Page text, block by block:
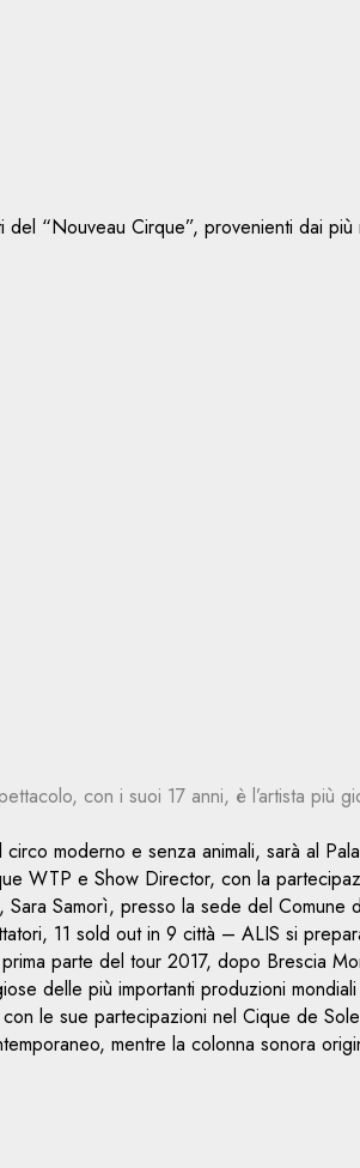
“Nouveau Cirque”, provenienti dai
con i suoi 17 anni, è l’artista più
moderno e senza animali, sarà al
WTP e Show Director, con la
Samorì, presso la sede del Comune
11 sold out in 9 città – ALIS si
parte del tour 2017, dopo Brescia
delle più importanti produzioni
le sue partecipazioni nel Cique de
mentre la colonna sonora